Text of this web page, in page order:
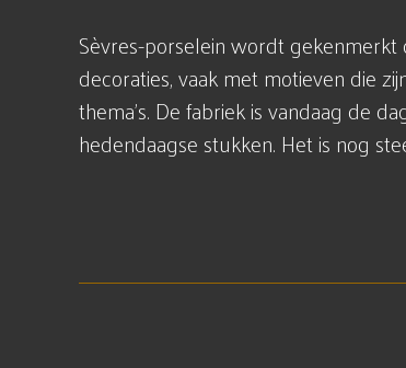
Sèvres-porselein wordt
decoraties, vaak met motieven die
thema's. De fabriek is vandaag de
hedendaagse stukken. Het is nog